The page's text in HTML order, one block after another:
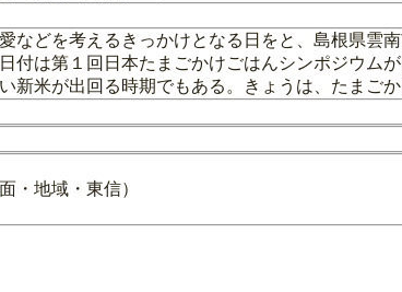
などを考えるきっかけとなる日をと、島根県雲
は第１回日本たまごかけごはんシンポジウム
米が出回る時期でもある。きょうは、たまごか
・地域・東信）